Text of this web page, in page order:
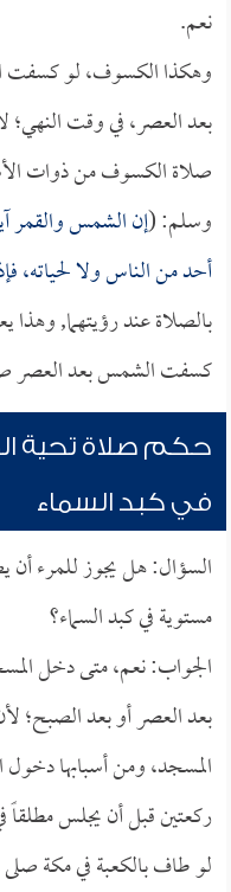
نعم.
وهكذا الكسوف، لو كسفت
بعد العصر، في وقت
صلاة الكسوف من ذوات
وسلم: (إن الشمس والقمر
أحد من الناس ولا لحياته،
بالصلاة عند رؤيتهما,
كسفت الشمس بعد العصر
حكم صلاة تحية
في كبد السماء
السؤال: هل يجوز للمرء
مستوية في كبد السماء؟
الجواب: نعم، متى دخل
بعد العصر أو بعد الصبح؛
المسجد، ومن أسبابها
ركعتين قبل أن يجلس
لو طاف بالكعبة في مكة